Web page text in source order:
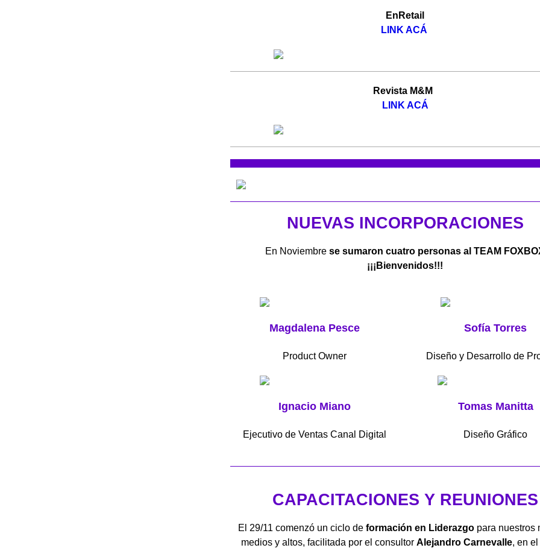
EnRetail
LINK ACÁ
Revista M&M
LINK ACÁ
NUEVAS INCORPORACIONES
En Noviembre se sumaron cuatro personas al TEAM
¡¡¡Bienvenidos!!!
Magdalena Pesce
Product Owner
Ignacio Miano
Ejecutivo de Ventas Canal Digital
Sofía Torres
Diseño y Desarrollo de
Tomas Manitta
Diseño Gráfico
CAPACITACIONES Y REUNIONES
El 29/11 comenzó un ciclo de formación en Liderazgo para nuestros
medios y altos, facilitada por el consultor Alejandro Carnevalle, en